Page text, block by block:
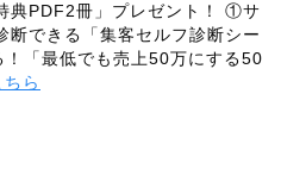
典PDF2冊」プレゼント！ ①サ
断できる「集客セルフ診断シー
「最低でも売上50万にする50
ら